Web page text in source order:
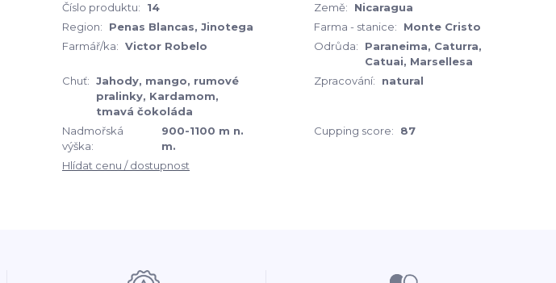
Číslo produktu: 14 Země:
Nicaragua
Region:
Penas Blancas, Jinotega Farma - stanice:
Monte Cristo
Farmář/ka: Victor Robelo Odrůda:
Paraneima, Caturra,
Catuai, Marsellesa
Chuť: Jahody, mango, rumové
pralinky, Kardamom,
tmavá čokoláda
Zpracování: natural
Nadmořská
výška:
900-1100 m n.
m.
Cupping score: 87
Hlídat cenu / dostupnost